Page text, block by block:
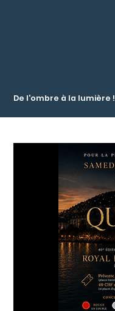
De l'ombre à la lumière !